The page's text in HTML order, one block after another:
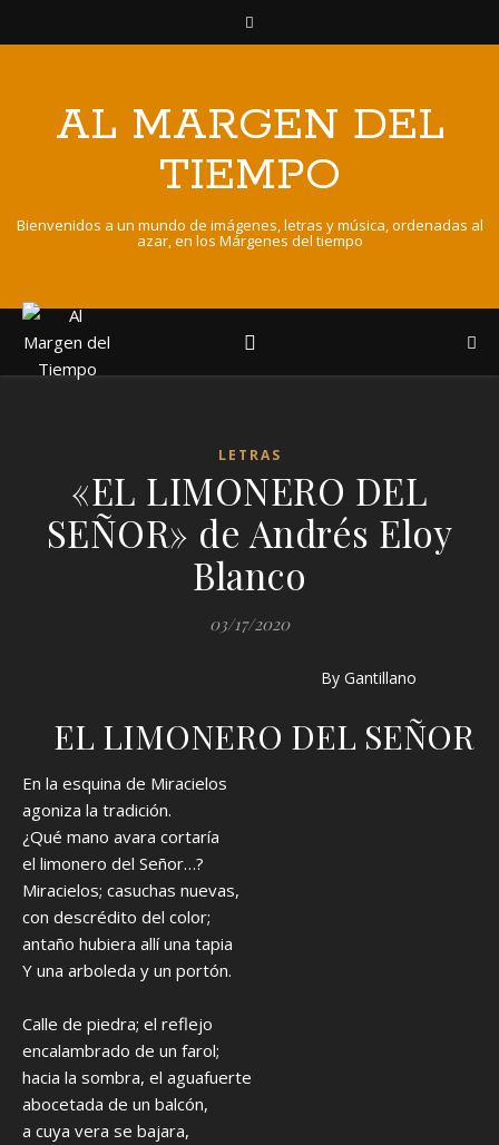
AL MARGEN DEL
TIEMPO
Bienvenidos a un mundo de imágenes, letras y música, ordenadas al
azar, en los Márgenes del tiempo
LETRAS
«EL LIMONERO DEL
SEÑOR» de Andrés Eloy
Blanco
03/17/2020
By Gantillano
EL LIMONERO DEL SEÑOR
En la esquina de Miracielos
agoniza la tradición.
¿Qué mano avara cortaría
el limonero del Señor…?
Miracielos; casuchas nuevas,
con descrédito del color;
antaño hubiera allí una tapia
Y una arboleda y un portón.
Calle de piedra; el reflejo
encalambrado de un farol;
hacia la sombra, el aguafuerte
abocetada de un balcón,
a cuya vera se bajara,